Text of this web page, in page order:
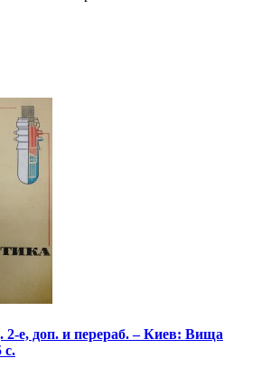
2-е, доп. и перераб. – Киев: Вища
с.